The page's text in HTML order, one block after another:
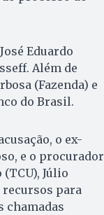
Eduardo
Além de
(Fazenda) e
do Brasil.
o ex-
e o procurador
Júlio
para
chamadas